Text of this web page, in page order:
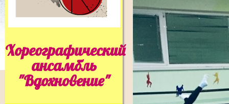
Хореографический
ансамбль
"Вдохновение"